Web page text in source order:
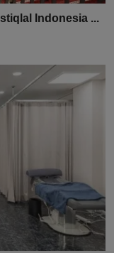
Indonesia ...